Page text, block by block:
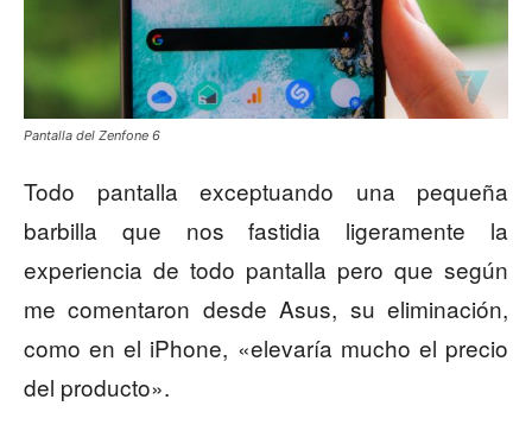
Pantalla del Zenfone 6
Todo pantalla exceptuando una pequeña
barbilla que nos fastidia ligeramente la
experiencia de todo pantalla pero que según
me comentaron desde Asus, su eliminación,
como en el iPhone, «elevaría mucho el precio
del producto».